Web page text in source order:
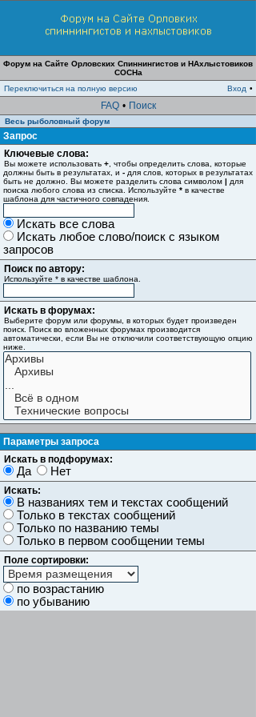
Форум на Сайте Орловских Спиннингистов и НАхлыстовиков
СОСНа
Переключиться на полную версию
Вход •
FAQ • Поиск
Весь рыболовный форум
Запрос
Ключевые слова:
Вы можете использовать + , чтобы определить слова, которые
должны быть в результатах, и - для слов, которых в результатах
быть не должно. Вы можете разделить слова символом | для
поиска любого слова из списка. Используйте * в качестве
шаблона для частичного совпадения.
Искать все слова
Искать любое слово/поиск с языком
запросов
Поиск по автору:
Используйте * в качестве шаблона.
Искать в форумах:
Выберите форум или форумы, в которых будет произведен
поиск. Поиск во вложенных форумах производится
автоматически, если Вы не отключили соответствующую опцию
ниже.
Параметры запроса
Искать в подфорумах:
Да Нет
Искать:
В названиях тем и текстах сообщений
Только в текстах сообщений
Только по названию темы
Только в первом сообщении темы
Поле сортировки:
по возрастанию
по убыванию